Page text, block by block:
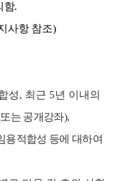
함.
사항 참조)
성, 최근 5년 이내의
또는 공개강좌),
용적합성 등에 대하여